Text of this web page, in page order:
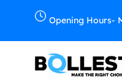
Opening Hours-